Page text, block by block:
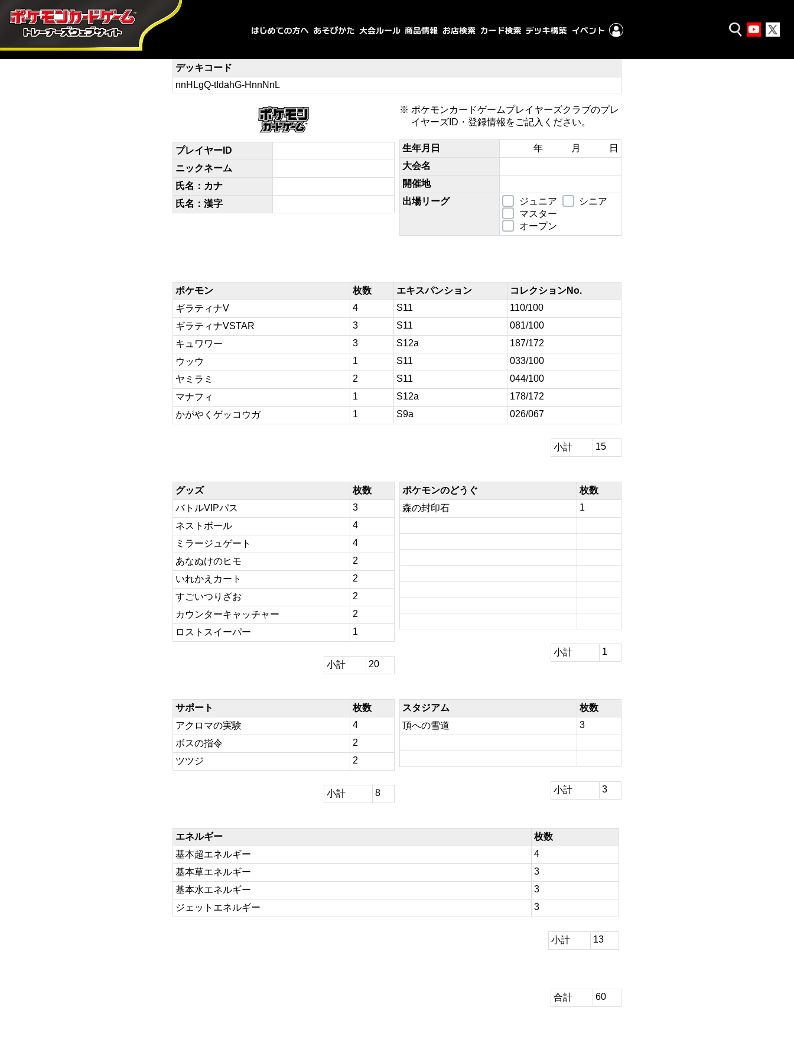
デッキコード
nnHLgQ-tIdahG-HnnNnL
プレイヤーID
ニックネーム
氏名：カナ
氏名：漢字
ポケモンカードゲームプレイヤーズクラブのプレ
イヤーズID・登録情報をご記入ください。
生年月日
年 月 日
大会名
開催地
出場リーグ
ジュニア
シニア
マスター
オープン
ポケモン 枚数 エキスパンション
コレクションNo.
ギラティナV
4 S11
110/100
ギラティナVSTAR
3 S11
081/100
キュワワー
3 S12a
187/172
ウッウ
1 S11
033/100
ヤミラミ
2 S11
044/100
マナフィ
1 S12a
178/172
かがやくゲッコウガ
1 S9a 026/067
小計 15
グッズ
枚数
バトルVIPパス
3
ネストボール
4
ミラージュゲート
4
あなぬけのヒモ
2
いれかえカート
2
すごいつりざお
2
カウンターキャッチャー
2
ロストスイーパー
1
小計 20
ポケモンのどうぐ
枚数
森の封印石
1
小計 1
サポート
枚数
アクロマの実験
4
ボスの指令
2
ツツジ
2
小計 8
スタジアム
枚数
頂への雪道
3
小計 3
エネルギー
枚数
基本超エネルギー
4
基本草エネルギー
3
基本水エネルギー
3
ジェットエネルギー
3
小計 13
合計 60